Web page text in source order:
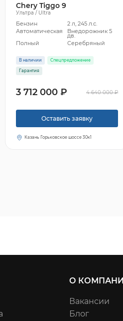
Chery Tiggo 9
Ультра / Ultra
Бензин
2 л, 245 л.с.
Автоматическая
Внедорожник 5
дв.
Полный
Серебряный
В наличии Спецпредложение
Гарантия
3 712 000 ₽ 4 640 000 ₽
Оставить заявку
Казань Горьковское шоссе 30к1
О
Вакансии
Блог